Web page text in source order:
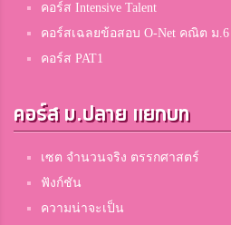
คอร์ส Intensive Talent
คอร์สเฉลยข้อสอบ O-Net คณิต ม.6
คอร์ส PAT1
คอร์ส ม.ปลาย แยกบท
เซต จำนวนจริง ตรรกศาสตร์
ฟังก์ชัน
ความน่าจะเป็น